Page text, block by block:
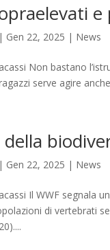
| Gen 22, 2025 | News
Non bastano
serve agire
della
| Gen 22, 2025 | News
Il WWF segnala
di vertebrati